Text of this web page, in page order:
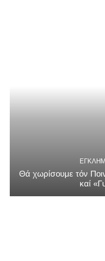
Θά χωρίσουμε τόν
καί